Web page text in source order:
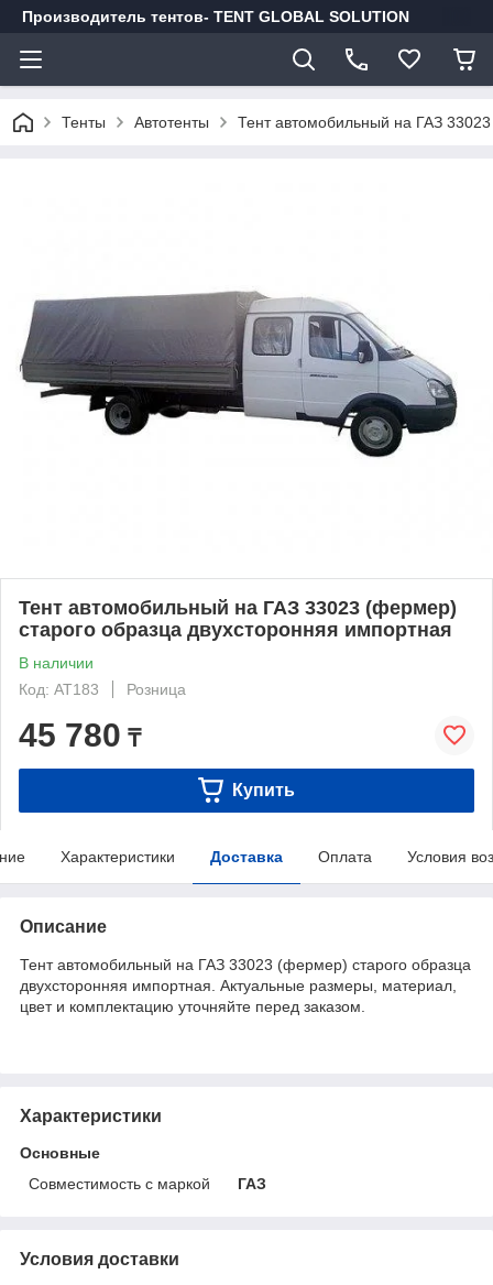
Производитель тентов- TENT GLOBAL SOLUTION
Тенты Автотенты Тент автомобильный на ГАЗ
Тент автомобильный на ГАЗ 33023 (фермер)
старого образца двухсторонняя импортная
В наличии
Код: AT183
Розница
45 780 ₸
Купить
Характеристики Доставка Оплата Условия
Описание
Тент автомобильный на ГАЗ 33023 (фермер) старого образца
двухсторонняя импортная. Актуальные размеры, материал,
цвет и комплектацию уточняйте перед заказом.
Характеристики
Основные
Совместимость с маркой
ГАЗ
Условия доставки